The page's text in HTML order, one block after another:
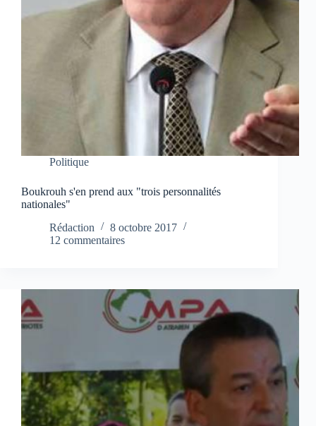
Politique
Boukrouh s'en prend aux "trois personnalités
nationales"
Rédaction
8 octobre 2017
12 commentaires